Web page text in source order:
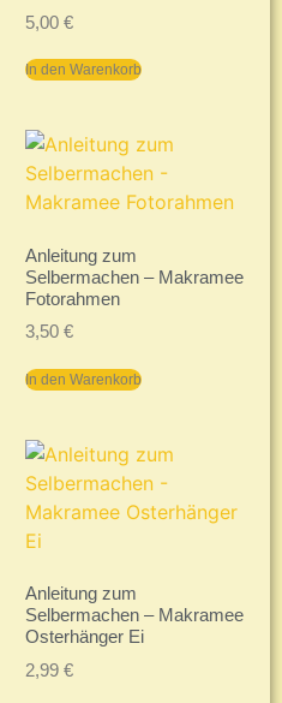
5,00 €
In den Warenkorb
Anleitung zum
Selbermachen – Makramee
Fotorahmen
3,50 €
In den Warenkorb
Anleitung zum
Selbermachen – Makramee
Osterhänger Ei
2,99 €